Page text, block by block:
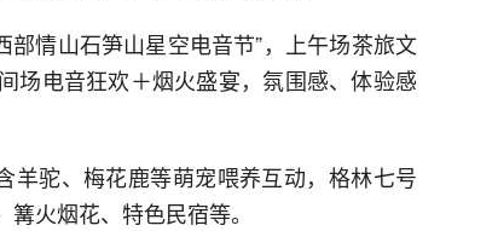
情山石笋山星空电音节”，上午场茶旅文
场电音狂欢＋烟火盛宴，氛围感、体验感
羊驼、梅花鹿等萌宠喂养互动，格林七号
火烟花、特色民宿等。